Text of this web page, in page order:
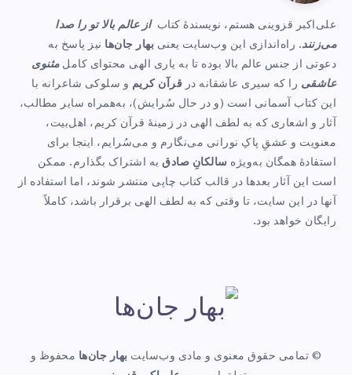
قزوینی
علی‌اکبر قزوینی هستم، نویسندهٔ کتاباز عالم بالا تو را صدا
می‌زنند. راه‌اندازی این وب‌سایت یعنی بهار جان‌ها نیز پاسخ به
دعوتی از جنس عالم بالا بوده تا به یاری الهی محتوای کاملمثنوی
عاشقی را که سیری عاشقانه در قرآن کریم و سلوکی شاعرانه با
این کتاب آسمانی است (و در حال سُرایش)، به‌همراه سایر مطالب،
آثار و اشعاری که به لطف الهی در زمینهٔ قرآن کریم، اهل‌بیت،
معنویت و عشقِ پاکِ نورانی می‌نگارم و می‌سُرایم، اینجا برای
استفادهٔ همگان به‌ویژه سالکانِ صادق به اشتراک بگذارم. ممکن
است این آثار بعدها در قالب کتاب چاپی منتشر شوند، اما استفاده از
آنها در این سایت، تا وقتی که به لطف الهی برقرار باشد، کاملاً
رایگان خواهد بود.
© تمامی حقوق معنوی و مادی وب‌سایت بهار جان‌ها محفوظ و